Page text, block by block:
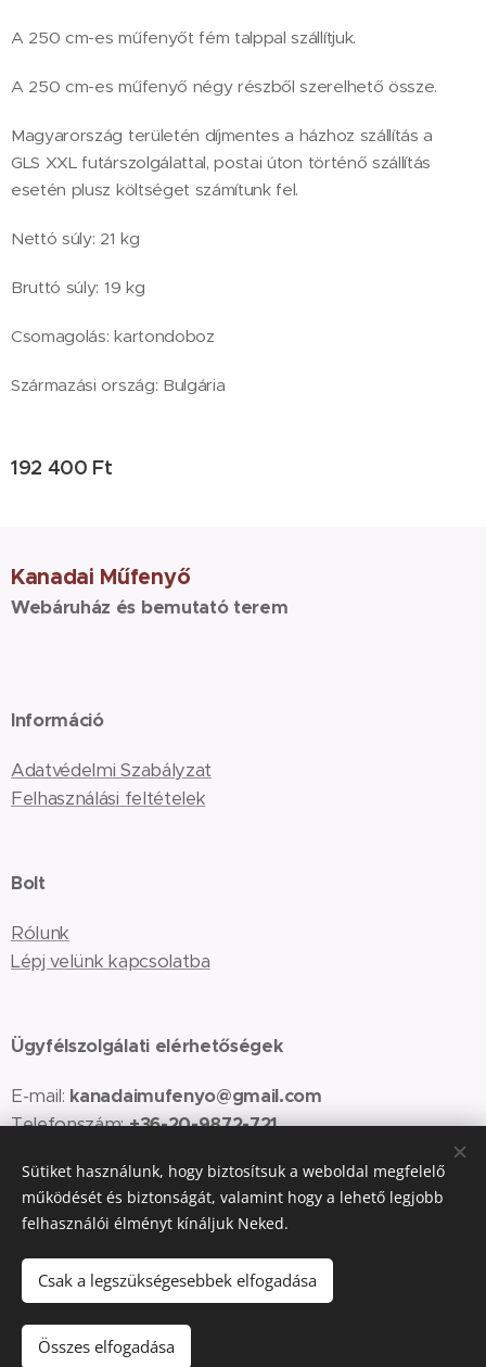
A 250 cm-es műfenyőt fém talppal szállítjuk.
A 250 cm-es műfenyő négy részből szerelhető össze.
Magyarország területén díjmentes a házhoz szállítás a
GLS XXL futárszolgálattal, postai úton történő szállítás
esetén plusz költséget számítunk fel.
Nettó súly: 21 kg
Bruttó súly: 19 kg
Csomagolás: kartondoboz
Származási ország: Bulgária
192 400 Ft
Kanadai Műfenyő
Webáruház és bemutató terem
Információ
Adatvédelmi Szabályzat
Felhasználási feltételek
Bolt
Rólunk
Lépj velünk kapcsolatba
Ügyfélszolgálati elérhetőségek
E-mail: kanadaimufenyo@gmail.com
Telefonszám:+36-20-9872-721
(H-P: 8.00-17.00 óra között)
Az oldalt a Webnodeműködteti
Sütiket használunk, hogy biztosítsuk a weboldal megfelelő
működését és biztonságát, valamint hogy a lehető legjobb
felhasználói élményt kínáljuk Neked.
Csak a legszükségesebbek elfogadása
Összes elfogadása